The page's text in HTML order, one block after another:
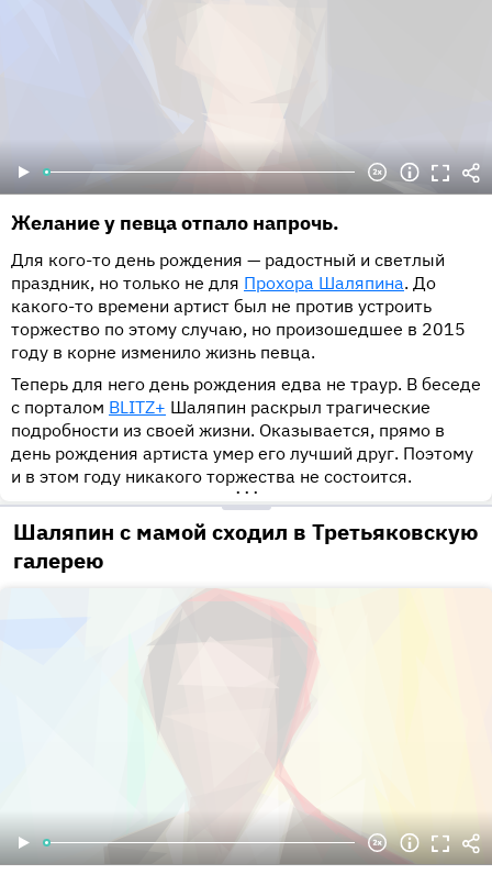
Желание у певца отпало напрочь.
Для кого-то день рождения — радостный и светлый
праздник, но только не для Прохора Шаляпина. До
какого-то времени артист был не против устроить
торжество по этому случаю, но произошедшее в 2015
году в корне изменило жизнь певца.
Теперь для него день рождения едва не траур. В беседе
с порталом BLITZ+ Шаляпин раскрыл трагические
подробности из своей жизни. Оказывается, прямо в
день рождения артиста умер его лучший друг. Поэтому
и в этом году никакого торжества не состоится.
•••
Шаляпин с мамой сходил в Третьяковскую
галерею